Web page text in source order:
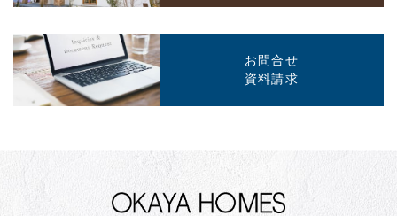
お問合せ
資料請求